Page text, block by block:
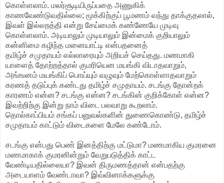
கொள்ளலாம். மலர்சூடியிருப்பதை அணுகிக்
காணவேண்டுவதில்லை; மூக்கிற்குப் பூமணம் வந்து தாக்குதலால்,
இவள் இல்லறத்தி என்று சேய்மைக் கண்ணேயே முடிவு
கொள்ளலாம். அடியாலும் முடியாலும் இன்மைக் குறியாலும்
கன்னிமை கழிந்த மனையாட்டி என்பதனைத்
தமிழ்ச் சமுதாயம் எல்லாரையும் அறியச் செய்தது. மணமாகி
யாளைத் தோற்றத்தால் குமரியென மயங்கி விடாதவாறும்,
அங்ஙனம் மயங்கிப் பொய்யும் வழுவும் மேற்கொள்ளாதவாறும்
கரணத் தடுப்புக் கண்டது தமிழ்ச் சமுதாயம். சடங்கு தோன்றக்
காரணம் என்ன? சடங்கு என்ன? சடங்கின் குறிக்கோள் என்ன?
இவற்றிற்கு இன்று நாம் விடை பலவாறு கூறலாம்.
தொல்காப்பியம் சங்கப் பனுவல்களின் துணைகொண்டு, தமிழ்ச்
சமுதாயம் காட்டும் விடைகளை மேலே கண்டோம்.
சடங்கு என்பது பெண் இனத்திற்கு மட்டுமா? மணமாகிய குமரனை
மணமாகாக் குமரனின்றும் வேறுபடுத்திக் காட்ட
வேண்டியதில்லையா? இவன் திருமணத்தான் என்பதற்கு
அடையாளம் வேண்டாவா? இவ்வினாக்களுக்கு